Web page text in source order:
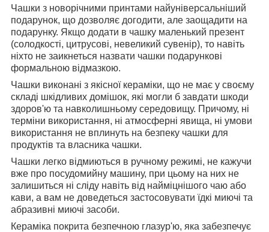
Чашки з новорічними принтами найуніверсальніший
подарунок, що дозволяє догодити, але заощадити на
подарунку. Якщо додати в чашку маленький презент
(солодкості, цитрусові, невеликий сувенір), то навіть
ніхто не заикнеться назвати чашки подарункові
формальною відмазкою.
Чашки виконані з якісної кераміки, що не має у своєму
складі шкідливих домішок, які могли б завдати шкоди
здоров'ю та навколишньому середовищу. Причому, ні
терміни використання, ні атмосферні явища, ні умови
використання не вплинуть на безпеку чашки для
продуктів та власника чашки.
Чашки легко відмиються в ручному режимі, не кажучи
вже про посудомийну машину, при цьому на них не
залишиться ні сліду навіть від найміцнішого чаю або
кави, а вам не доведеться застосовувати їдкі миючі та
абразивні миючі засоби.
Кераміка покрита безпечною глазур'ю, яка забезпечує